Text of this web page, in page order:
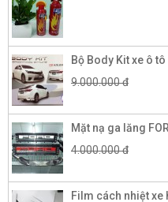
Bộ Body Kit xe ô tô
9.000.000 đ
Mặt nạ ga lăng
4.000.000 đ
Film cách nhiệt xe